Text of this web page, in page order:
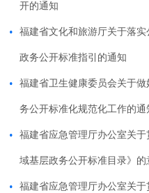
开的通知
福建省文化和旅游厅关于落
政务公开标准指引的通知
福建省卫生健康委员会关于
务公开标准化规范化工作的通
福建省应急管理厅办公室关
域基层政务公开标准目录》的
福建省应急管理厅办公室关